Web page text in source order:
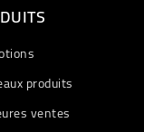
produits
ventes